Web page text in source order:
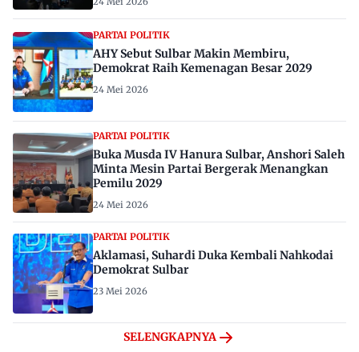
PARTAI POLITIK
AHY Sebut Sulbar Makin Membiru,
Demokrat Raih Kemenagan Besar 2029
24 Mei 2026
PARTAI POLITIK
Buka Musda IV Hanura Sulbar, Anshori Saleh
Minta Mesin Partai Bergerak Menangkan
Pemilu 2029
24 Mei 2026
PARTAI POLITIK
Aklamasi, Suhardi Duka Kembali Nahkodai
Demokrat Sulbar
23 Mei 2026
SELENGKAPNYA